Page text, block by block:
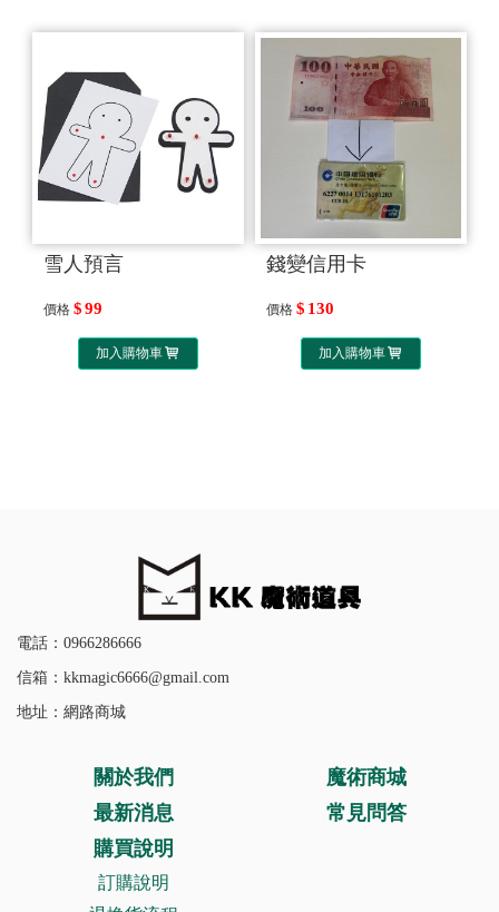
雪人預言
價格 99
加入購物車
錢變信用卡
價格 130
加入購物車
電話：0966286666
信箱：kkmagic6666@gmail.com
地址：網路商城
關於我們
魔術商城
最新消息
常見問答
購買說明
訂購說明